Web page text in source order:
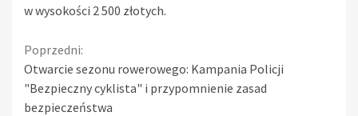
w wysokości 2 500 złotych.
Continue
Reading
Poprzedni:
Otwarcie sezonu rowerowego: Kampania Policji
"Bezpieczny cyklista" i przypomnienie zasad
bezpieczeństwa